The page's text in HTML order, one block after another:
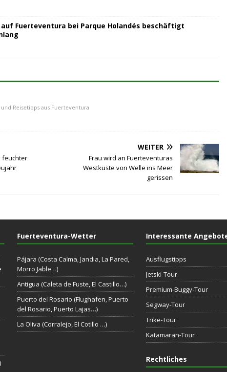
Fuerteventura bei Parque Holandés beschäftigt
Reisetipps aus Fuerteventura
feuchter
WEITER
Frau wird an Fuerteventuras
Westküste von Welle ins Meer
gerissen
Fuerteventura-Wetter
Pájara (Costa Calma, Jandia, La Pared,
Morro Jable…)
Antigua (Caleta de Fuste, El Castillo…)
Puerto del Rosario (Flughafen, Puerto
del Rosario, Puerto Lajas…)
La Oliva (Corralejo, El Cotillo …)
Interessante
Ausflugstipps
Jetski-Tour
Premium-Buggy-Tour
Segway-Tour
Trike-Tour
Katamaran-Tour
Rechtliches